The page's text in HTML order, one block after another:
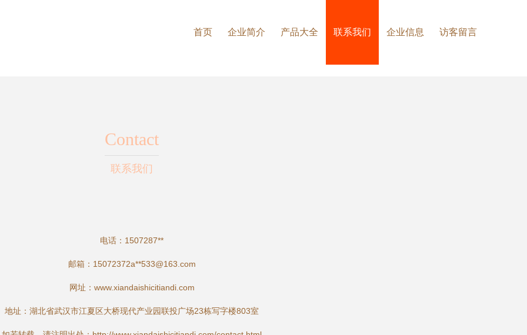
首页 企业简介 产品大全 联系我们 企业信息 访客留言
Contact
联系我们
电话：1507287**
邮箱：15072372a**533@163.com
网址： www.xiandaishicitiandi.com
地址：湖北省武汉市江夏区大桥现代产业园联投广场23栋写字楼803室